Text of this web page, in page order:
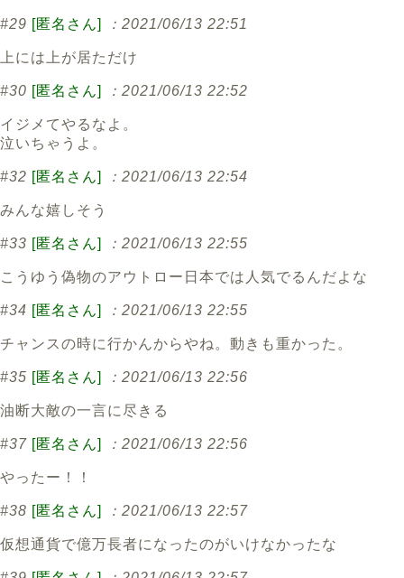
#29 [匿名さん] ：2021/06/13 22:51
上には上が居ただけ
#30 [匿名さん] ：2021/06/13 22:52
イジメてやるなよ。
泣いちゃうよ。
#32 [匿名さん] ：2021/06/13 22:54
みんな嬉しそう
#33 [匿名さん] ：2021/06/13 22:55
こうゆう偽物のアウトロー日本では人気でるんだよな
#34 [匿名さん] ：2021/06/13 22:55
チャンスの時に行かんからやね。動きも重かった。
#35 [匿名さん] ：2021/06/13 22:56
油断大敵の一言に尽きる
#37 [匿名さん] ：2021/06/13 22:56
やったー！！
#38 [匿名さん] ：2021/06/13 22:57
仮想通貨で億万長者になったのがいけなかったな